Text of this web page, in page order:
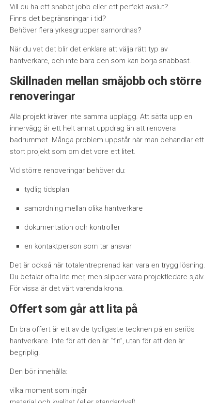
Vill du ha ett snabbt jobb eller ett perfekt avslut?
Finns det begränsningar i tid?
Behöver flera yrkesgrupper samordnas?
När du vet det blir det enklare att välja rätt typ av
hantverkare, och inte bara den som kan börja snabbast.
Skillnaden mellan småjobb och större
renoveringar
Alla projekt kräver inte samma upplägg. Att sätta upp en
innervägg är ett helt annat uppdrag än att renovera
badrummet. Många problem uppstår när man behandlar ett
stort projekt som om det vore ett litet.
Vid större renoveringar behöver du:
tydlig tidsplan
samordning mellan olika hantverkare
dokumentation och kontroller
en kontaktperson som tar ansvar
Det är också här totalentreprenad kan vara en trygg lösning.
Du betalar ofta lite mer, men slipper vara projektledare själv.
För vissa är det värt varenda krona.
Offert som går att lita på
En bra offert är ett av de tydligaste tecknen på en seriös
hantverkare. Inte för att den är “fin”, utan för att den är
begriplig.
Den bör innehålla:
vilka moment som ingår